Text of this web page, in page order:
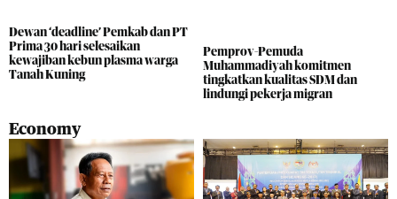
Dewan ‘deadline’ Pemkab dan PT
Prima 30 hari selesaikan
kewajiban kebun plasma warga
Tanah Kuning
Pemprov-Pemuda
Muhammadiyah komitmen
tingkatkan kualitas SDM dan
lindungi pekerja migran
Economy